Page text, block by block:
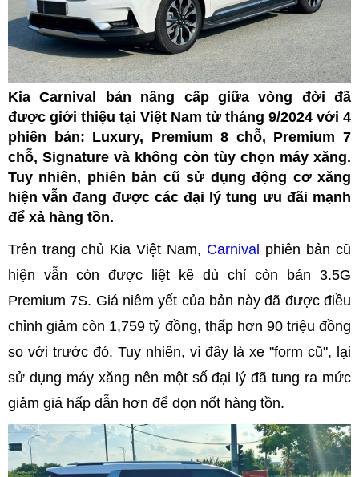
Kia Carnival bản nâng cấp giữa vòng đời đã
được giới thiệu tại Việt Nam từ tháng 9/2024 với 4
phiên bản: Luxury, Premium 8 chỗ, Premium 7
chỗ, Signature và không còn tùy chọn máy xăng.
Tuy nhiên, phiên bản cũ sử dụng động cơ xăng
hiện vẫn đang được các đại lý tung ưu đãi mạnh
để xả hàng tồn.
Trên trang chủ Kia Việt Nam, Carnival phiên bản cũ
hiện vẫn còn được liệt kê dù chỉ còn bản 3.5G
Premium 7S. Giá niêm yết của bản này đã được điều
chỉnh giảm còn 1,759 tỷ đồng, thấp hơn 90 triệu đồng
so với trước đó. Tuy nhiên, vì đây là xe "form cũ", lại
sử dụng máy xăng nên một số đại lý đã tung ra mức
giảm giá hấp dẫn hơn để dọn nốt hàng tồn.